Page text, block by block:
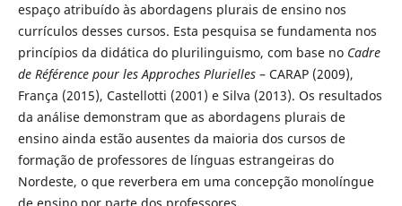
espaço atribuído às abordagens plurais de ensino nos
currículos desses cursos. Esta pesquisa se fundamenta nos
princípios da didática do plurilinguismo, com base no Cadre
de Référence pour les Approches Plurielles– CARAP (2009),
França (2015), Castellotti (2001) e Silva (2013). Os resultados
da análise demonstram que as abordagens plurais de
ensino ainda estão ausentes da maioria dos cursos de
formação de professores de línguas estrangeiras do
Nordeste, o que reverbera em uma concepção monolíngue